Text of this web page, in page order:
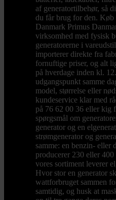
af generatortilbehør, så
du får brug for den. Køb
Danmark Primus
virksomhed med fysisk
generatorerne i
importerer direkte fra
fornuftige priser, og alt
på hverdage inden kl.
udgangspunkt samme
model, størrelse eller
kundeservice klar med
på 76 62 00 36 eller kig
spørgsmål om
generator og en
strømgenerator og
samme: en benzin- eller
producerer 230 eller
vores sortiment leverer
Hvor stor en generator
wattforbruget sammen
samtidig, og husk at